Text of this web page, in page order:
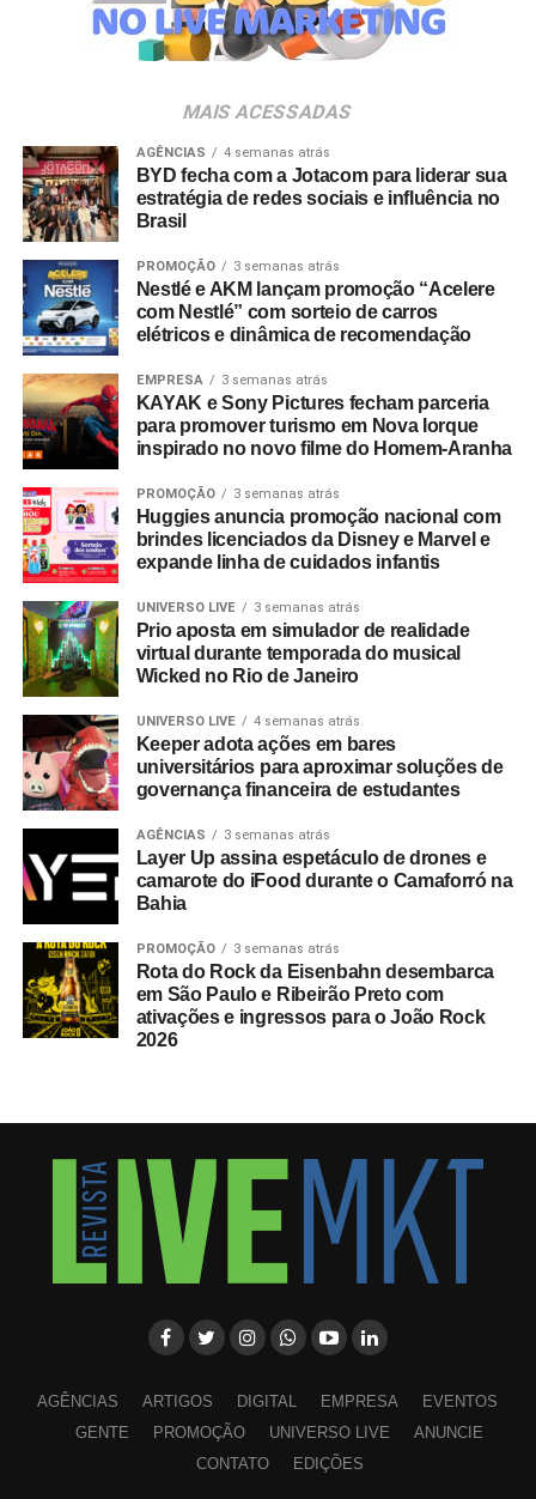
nosso cinema, com todo o Brasil unido em um brinde com
Heineken”.
cena que marcou a minha carreira e agora ganha um
novo significado: celebrar o talento brasileiro e brindar à
cultura com uma verdinha”, comenta Tânia Maria.
MAIS ACESSADAS
AGÊNCIAS 4 semanas atrás
BYD fecha com a Jotacom para liderar sua
estratégia de redes sociais e influência no
Brasil
PROMOÇÃO 3 semanas atrás
Nestlé e AKM lançam promoção “Acelere
com Nestlé” com sorteio de carros
elétricos e dinâmica de recomendação
EMPRESA 3 semanas atrás
KAYAK e Sony Pictures fecham parceria
para promover turismo em Nova Iorque
inspirado no novo filme do Homem-Aranha
PROMOÇÃO 3 semanas atrás
Huggies anuncia promoção nacional com
brindes licenciados da Disney e Marvel e
expande linha de cuidados infantis
UNIVERSO LIVE 3 semanas atrás
Prio aposta em simulador de realidade
virtual durante temporada do musical
Wicked no Rio de Janeiro
UNIVERSO LIVE 4 semanas atrás
Keeper adota ações em bares
universitários para aproximar soluções de
governança financeira de estudantes
AGÊNCIAS 3 semanas atrás
Layer Up assina espetáculo de drones e
camarote do iFood durante o Camaforró na
Bahia
PROMOÇÃO 3 semanas atrás
Rota do Rock da Eisenbahn desembarca
em São Paulo e Ribeirão Preto com
ativações e ingressos para o João Rock
2026
AGÊNCIAS ARTIGOS DIGITAL EMPRESA
EVENTOS
GENTE
PROMOÇÃO UNIVERSO LIVE
ANUNCIE
CONTATO
EDIÇÕES